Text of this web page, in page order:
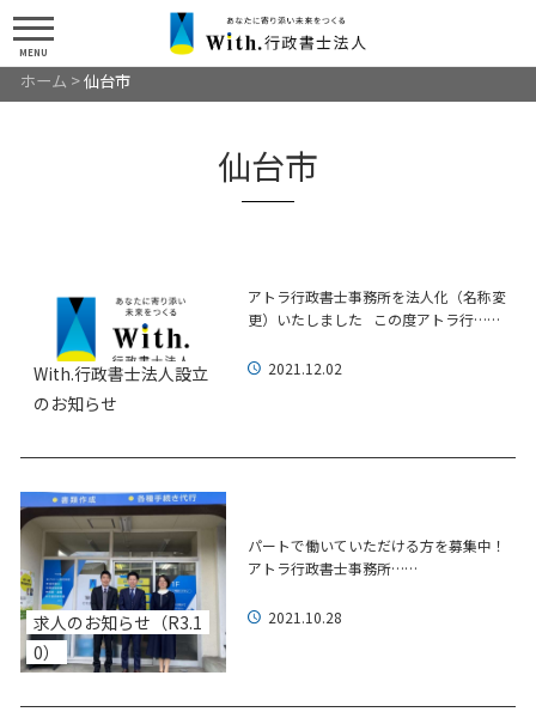
MENU
ホーム >仙台市
仙台市
With.行政書士法人設立
のお知らせ
アトラ行政書士事務所を法人化（名称変
更）いたしました この度アトラ行……
2021.12.02
求人のお知らせ（R3.1
0）
パートで働いていただける方を募集中！
アトラ行政書士事務所……
2021.10.28